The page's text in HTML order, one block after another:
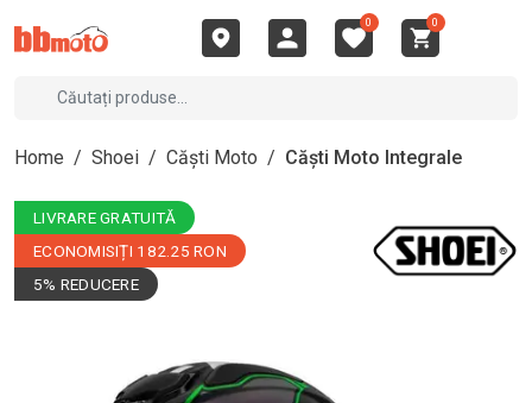
0 0
Home / Shoei / Căști Moto / Căști Moto Integrale
LIVRARE GRATUITĂ
ECONOMISIȚI 182.25 RON
5% REDUCERE